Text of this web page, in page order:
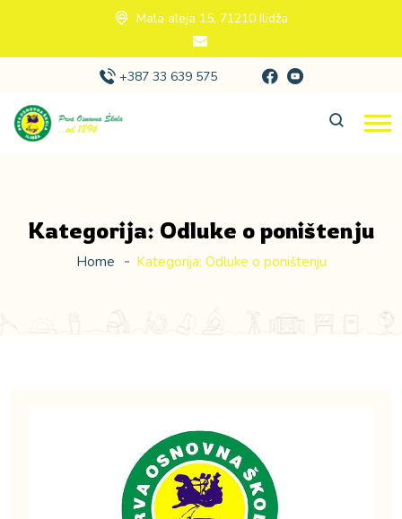
Mala aleja 15, 71210 Ilidža
+387 33 639 575
Kategorija: Odluke o poništenju
Home Kategorija: Odluke o poništenju